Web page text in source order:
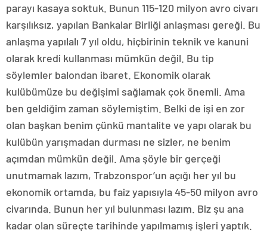
parayı kasaya soktuk. Bunun 115-120 milyon avro civarı
karşılıksız, yapılan Bankalar Birliği anlaşması gereği. Bu
anlaşma yapılalı 7 yıl oldu, hiçbirinin teknik ve kanuni
olarak kredi kullanması mümkün değil. Bu tip
söylemler balondan ibaret. Ekonomik olarak
kulübümüze bu değişimi sağlamak çok önemli. Ama
ben geldiğim zaman söylemiştim. Belki de işi en zor
olan başkan benim çünkü mantalite ve yapı olarak bu
kulübün yarışmadan durması ne sizler, ne benim
açımdan mümkün değil. Ama şöyle bir gerçeği
unutmamak lazım, Trabzonspor’un açığı her yıl bu
ekonomik ortamda, bu faiz yapısıyla 45-50 milyon avro
civarında. Bunun her yıl bulunması lazım. Biz şu ana
kadar olan süreçte tarihinde yapılmamış işleri yaptık.